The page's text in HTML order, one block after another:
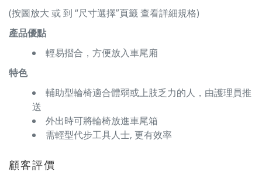
(按圖放大 或 到 “尺寸選擇”頁籤 查看詳細規格)
產品優點
輕易摺合，方便放入車尾廂
特色
輔助型輪椅適合體弱或上肢乏力的人，由護理員推
送
外出時可將輪椅放進車尾箱
需輕型代步工具人士, 更有效率
顧客評價